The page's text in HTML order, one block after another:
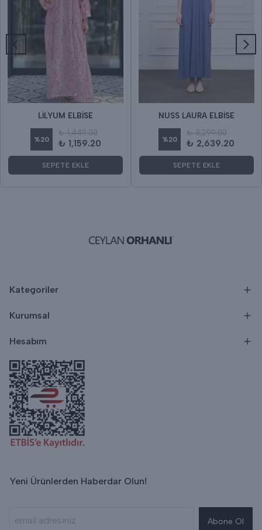
LİLYUM ELBİSE
%20
₺ 1,449.00
₺ 1,159.20
SEPETE EKLE
NUSS LAURA ELBİSE
%20
₺ 3,299.00
₺ 2,639.20
SEPETE EKLE
Kategoriler
Kurumsal
Hesabım
Yeni Ürünlerden Haberdar Olun!
Abone Ol